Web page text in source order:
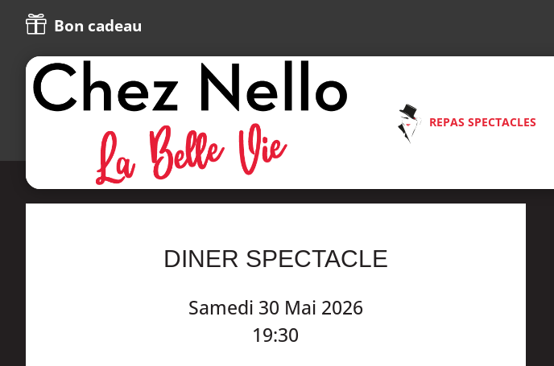
 Bon cadeau
REPAS SPECTACLES
DINER SPECTACLE
Samedi 30 Mai 2026
19:30